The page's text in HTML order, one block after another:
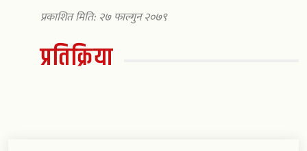
प्रकाशित मिति: २७ फाल्गुन २०७९
प्रतिक्रिया